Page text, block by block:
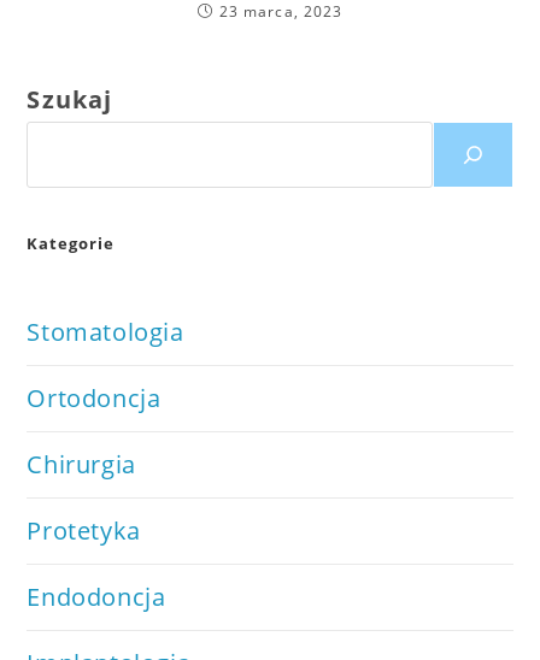
23 marca, 2023
Szukaj
Kategorie
Stomatologia
Ortodoncja
Chirurgia
Protetyka
Endodoncja